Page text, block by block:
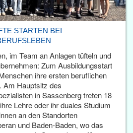
STARTEN BEI
im Team an Anlagen tüfteln und
Zum Ausbildungsstart
ihre ersten beruflichen
Am Hauptsitz des
in Sassenberg treten 18
Lehre oder ihr duales Studium
an den Standorten
und Baden-Baden, wo das